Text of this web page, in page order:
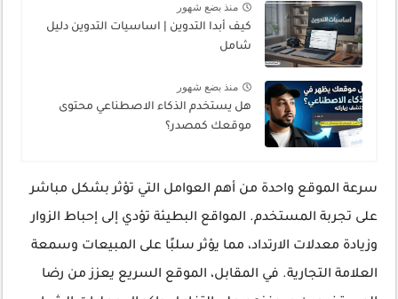
منذ بضع شهور
كيف أبدا التدوين | اساسيات التدوين دليل
شامل
منذ بضع شهور
هل يستخدم الذكاء الاصطناعي محتوى
موقعك كمصدر؟
سرعة الموقع واحدة من أهم العوامل التي تؤثر بشكل مباشر
على تجربة المستخدم. المواقع البطيئة تؤدي إلى إحباط الزوار
وزيادة معدلات الارتداد، مما يؤثر سلبًا على المبيعات وسمعة
العلامة التجارية. في المقابل، الموقع السريع يعزز من رضا